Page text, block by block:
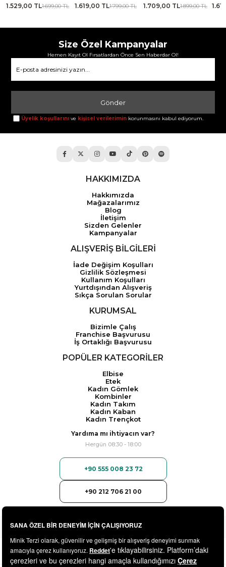
1.529,00 TL1.699,00 TL 1.619,00 TL1.799,00 TL
1.709,00 TL1.899,00 TL
Size Özel Kampanyalar
Hemen Kayıt Ol Fırsatlardan Önce Sen Haberdar Ol!
Gönder
Üyelik koşullarını ve kişisel verilerimin korunmasını kabul ediyorum.
HAKKIMIZDA
Hakkımızda
Mağazalarımız
Blog
İletişim
Sizden Gelenler
Kampanyalar
ALIŞVERİŞ BİLGİLERİ
İade Değişim Koşulları
Gizlilik Sözleşmesi
Kullanım Koşulları
Yurtdışından Alışveriş
Sıkça Sorulan Sorular
KURUMSAL
Bizimle Çalış
Franchise Başvurusu
İş Ortaklığı Başvurusu
POPÜLER KATEGORİLER
Elbise
Etek
Kadın Gömlek
Kombinler
Kadın Takım
Kadın Kaban
Kadın Trençkot
Yardıma mı ihtiyacın var?
Hergün 08:30 - 18:00
+90 555 008 23 72
+90 212 706 21 00
© 2025minikterzi.com - Tüm Hakları Saklıdır.